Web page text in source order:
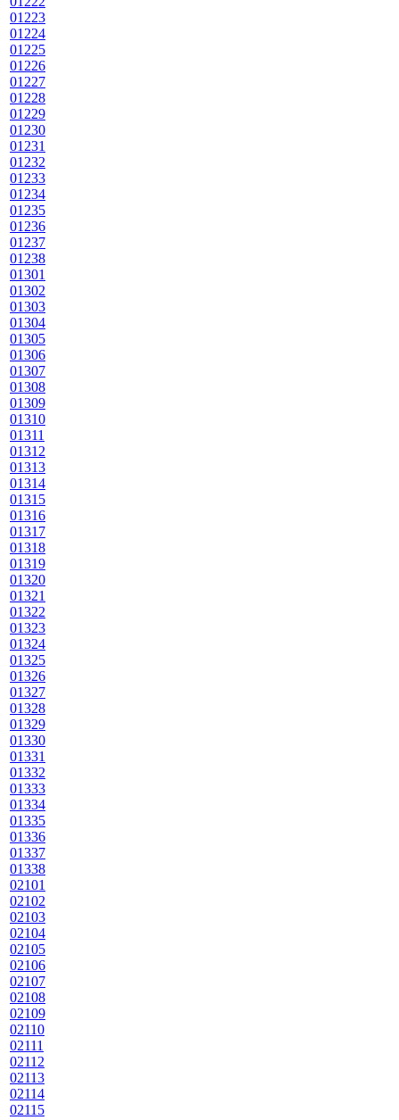
01223
01224
01225
01226
01227
01228
01229
01230
01231
01232
01233
01234
01235
01236
01237
01238
01301
01302
01303
01304
01305
01306
01307
01308
01309
01310
01311
01312
01313
01314
01315
01316
01317
01318
01319
01320
01321
01322
01323
01324
01325
01326
01327
01328
01329
01330
01331
01332
01333
01334
01335
01336
01337
01338
02101
02102
02103
02104
02105
02106
02107
02108
02109
02110
02111
02112
02113
02114
02115